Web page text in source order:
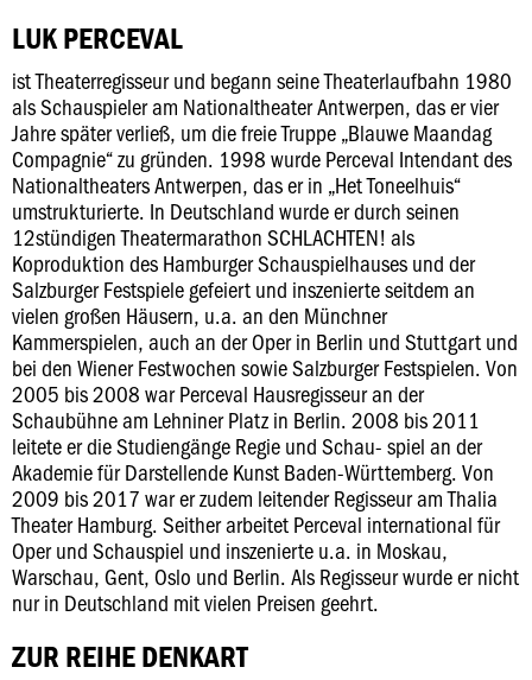
LUK PERCEVAL
ist Theaterregisseur und begann seine Theaterlaufbahn 1980
als Schauspieler am Nationaltheater Antwerpen, das er vier
Jahre später verließ, um die freie Truppe „Blauwe Maandag
Compagnie“ zu gründen. 1998 wurde Perceval Intendant des
Nationaltheaters Antwerpen, das er in „Het Toneelhuis“
umstrukturierte. In Deutschland wurde er durch seinen
12stündigen Theatermarathon SCHLACHTEN! als
Koproduktion des Hamburger Schauspielhauses und der
Salzburger Festspiele gefeiert und inszenierte seitdem an
vielen großen Häusern, u.a. an den Münchner
Kammerspielen, auch an der Oper in Berlin und Stuttgart und
bei den Wiener Festwochen sowie Salzburger Festspielen. Von
2005 bis 2008 war Perceval Hausregisseur an der
Schaubühne am Lehniner Platz in Berlin. 2008 bis 2011
leitete er die Studiengänge Regie und Schau- spiel an der
Akademie für Darstellende Kunst Baden-Württemberg. Von
2009 bis 2017 war er zudem leitender Regisseur am Thalia
Theater Hamburg. Seither arbeitet Perceval international für
Oper und Schauspiel und inszenierte u.a. in Moskau,
Warschau, Gent, Oslo und Berlin. Als Regisseur wurde er nicht
nur in Deutschland mit vielen Preisen geehrt.
ZUR REIHE DENKART